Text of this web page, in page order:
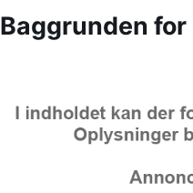
Baggrunden